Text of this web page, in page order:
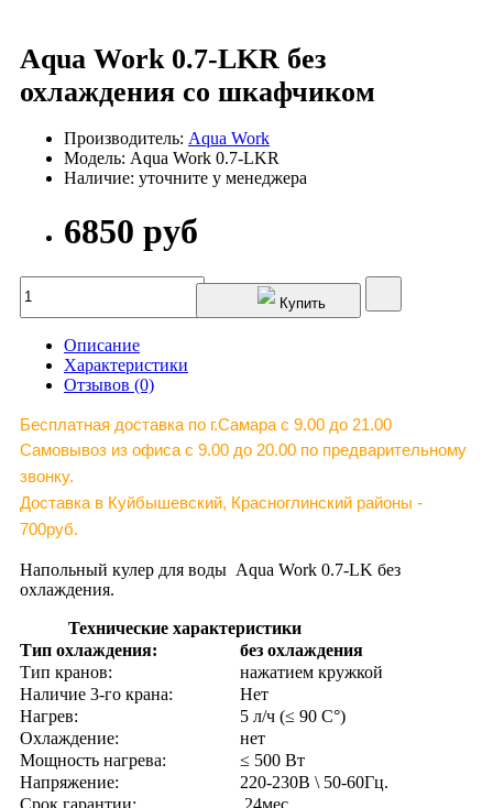
Aqua Work 0.7-LKR без
охлаждения со шкафчиком
Производитель: Aqua Work
Модель: Aqua Work 0.7-LKR
Наличие: уточните у менеджера
6850 руб
Купить
Описание
Характеристики
Отзывов (0)
Бесплатная доставка по г.Самара c 9.00 до 21.00
Самовывоз из офиса с 9.00 до 20.00 по предварительному
звонку.
Доставка в Куйбышевский, Красноглинский районы -
700руб.
Напольный кулер для воды Aqua Work 0.7-LK без
охлаждения.
Технические характеристики
Тип охлаждения:
без охлаждения
Тип кранов:
нажатием кружкой
Наличие 3-го крана:
Нет
Нагрев:
5 л/ч (≤ 90 C°)
Охлаждение:
нет
Мощность нагрева:
≤ 500 Вт
Напряжение:
220-230В \ 50-60Гц.